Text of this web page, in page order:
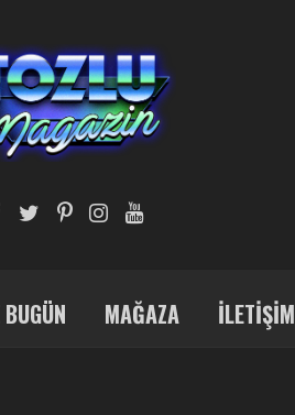
MAĞAZA İLETIŞIM